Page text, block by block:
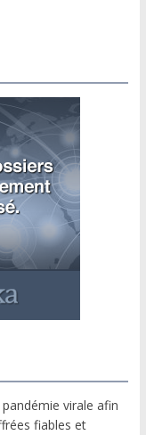
virale afin
fiables et